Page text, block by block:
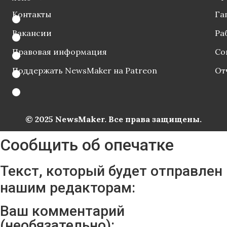
Контакты
Вакансии
Правовая информация
Поддержать NewsMaker на Patreon
© 2025 NewsMaker. Все права защищены.
Сообщить об опечатке
Текст, который будет отправлен
нашим редакторам:
Ваш комментарий